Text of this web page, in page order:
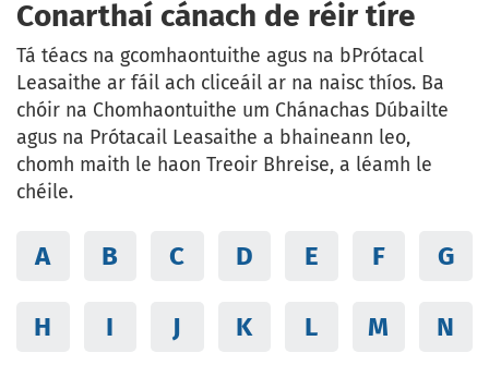
Conarthaí cánach de réir tíre
Tá téacs na gcomhaontuithe agus na bPrótacal
Leasaithe ar fáil ach cliceáil ar na naisc thíos. Ba
chóir na Chomhaontuithe um Chánachas Dúbailte
agus na Prótacail Leasaithe a bhaineann leo,
chomh maith le haon Treoir Bhreise, a léamh le
chéile.
A B C D E F G
H I J K L M N